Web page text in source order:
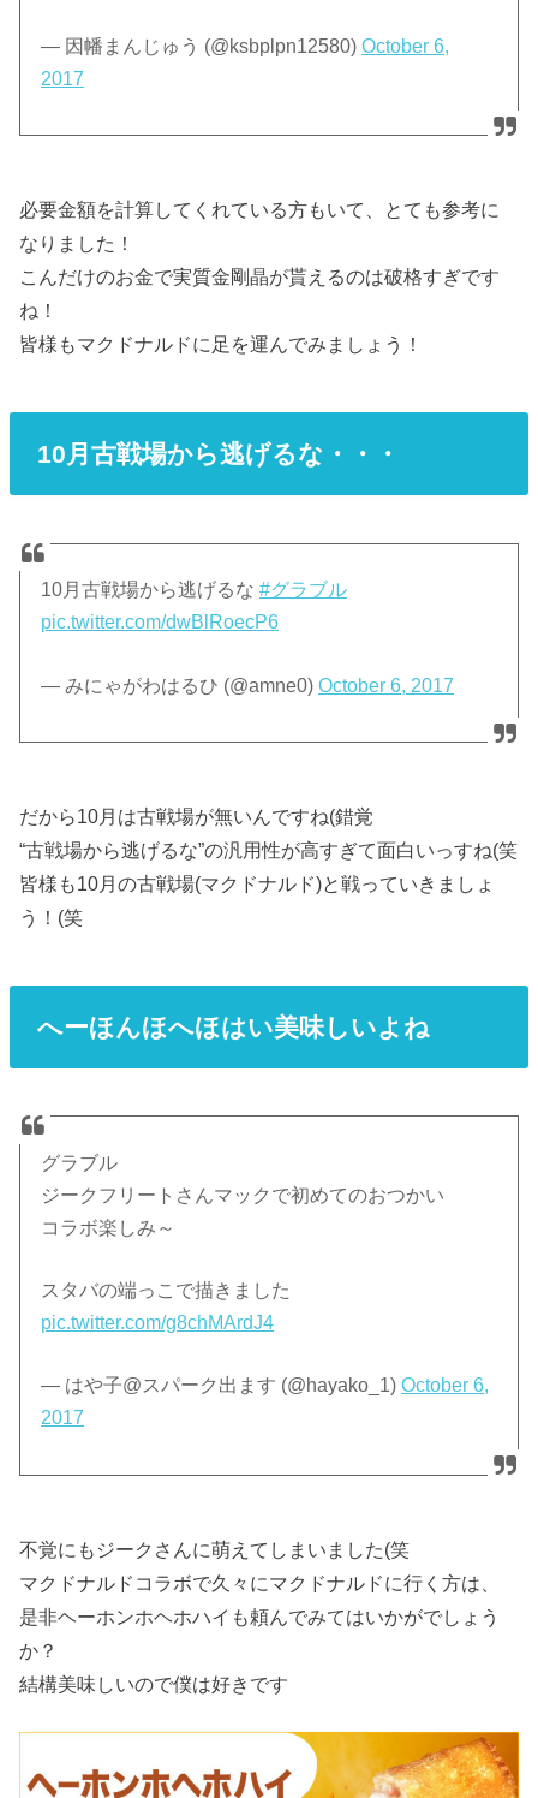
— 因幡まんじゅう (@ksbplpn12580)October 6,
2017
必要金額を計算してくれている方もいて、とても参考に
なりました！
こんだけのお金で実質金剛晶が貰えるのは破格すぎです
ね！
皆様もマクドナルドに足を運んでみましょう！
10月古戦場から逃げるな・・・
10月古戦場から逃げるな#グラブル
pic.twitter.com/dwBlRoecP6
— みにゃがわはるひ (@amne0)October 6, 2017
だから10月は古戦場が無いんですね(錯覚
“古戦場から逃げるな”の汎用性が高すぎて面白いっすね(笑
皆様も10月の古戦場(マクドナルド)と戦っていきましょ
う！(笑
へーほんほへほはい美味しいよね
グラブル
ジークフリートさんマックで初めてのおつかい
コラボ楽しみ～
スタバの端っこで描きました
pic.twitter.com/g8chMArdJ4
— はや子@スパーク出ます (@hayako_1)October 6,
2017
不覚にもジークさんに萌えてしまいました(笑
マクドナルドコラボで久々にマクドナルドに行く方は、
是非ヘーホンホヘホハイも頼んでみてはいかがでしょう
か？
結構美味しいので僕は好きです